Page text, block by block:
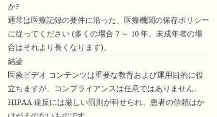
か?
通常は医療記録の要件に沿った、医療機関の保存ポリシー
に従ってください (多くの場合 7 ～ 10 年、未成年者の場
合はそれより長くなります)。
結論
医療ビデオ コンテンツは重要な教育および運用目的に役
立ちますが、コンプライアンスは任意ではありません。
HIPAA 違反には厳しい罰則が科せられ、患者の信頼はか